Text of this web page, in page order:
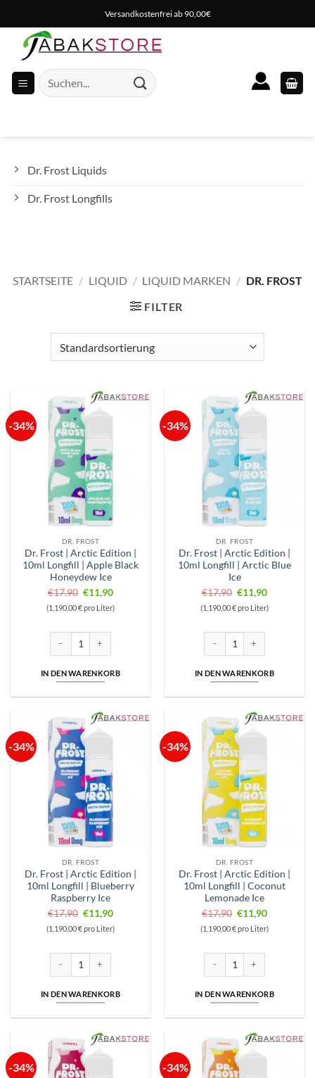
Inhalt
springen
Versandkostenfrei ab 90,00€
Suche
nach:
Dr. Frost Liquids
Dr. Frost Longfills
STARTSEITE / LIQUID / LIQUID MARKEN / DR. FROST
FILTER
-34%
DR. FROST
Dr. Frost | Arctic Edition |
10ml Longfill | Apple Black
Honeydew Ice
€17,90 Ursprünglicher
Preis
€17,90
€11,90Aktueller
Preis
(1,190,00 € pro Liter)
IN DEN WARENKORB
-34%
DR. FROST
Dr. Frost | Arctic Edition |
10ml Longfill | Arctic Blue
Ice
€17,90 Ursprünglicher
Preis
€17,90
€11,90Aktueller
Preis
(1,190,00 € pro Liter)
IN DEN WARENKORB
-34%
DR. FROST
Dr. Frost | Arctic Edition |
10ml Longfill | Blueberry
Raspberry Ice
€17,90 Ursprünglicher
Preis
€17,90
€11,90Aktueller
Preis
(1,190,00 € pro Liter)
IN DEN WARENKORB
-34%
DR. FROST
Dr. Frost | Arctic Edition |
10ml Longfill | Coconut
Lemonade Ice
€17,90 Ursprünglicher
Preis
€17,90
€11,90Aktueller
Preis
(1,190,00 € pro Liter)
IN DEN WARENKORB
-34% -34%